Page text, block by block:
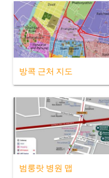
방콕 근처 지도
범룽랏 병원 맵